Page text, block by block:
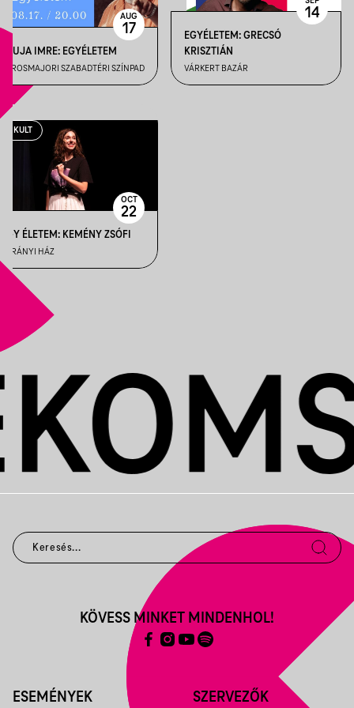
CSUJA IMRE: EGYÉLETEM
VÁROSMAJORI SZABADTÉRI SZÍNPAD
AUG
17
EGYÉLETEM: GRECSÓ
KRISZTIÁN
VÁRKERT BAZÁR
14
KULT
EGY ÉLETEM: KEMÉNY ZSÓFI
JURÁNYI HÁZ
OCT
22
ESEMÉNYEK SZERVEZŐK
KÖVESS MINKET MINDENHOL!